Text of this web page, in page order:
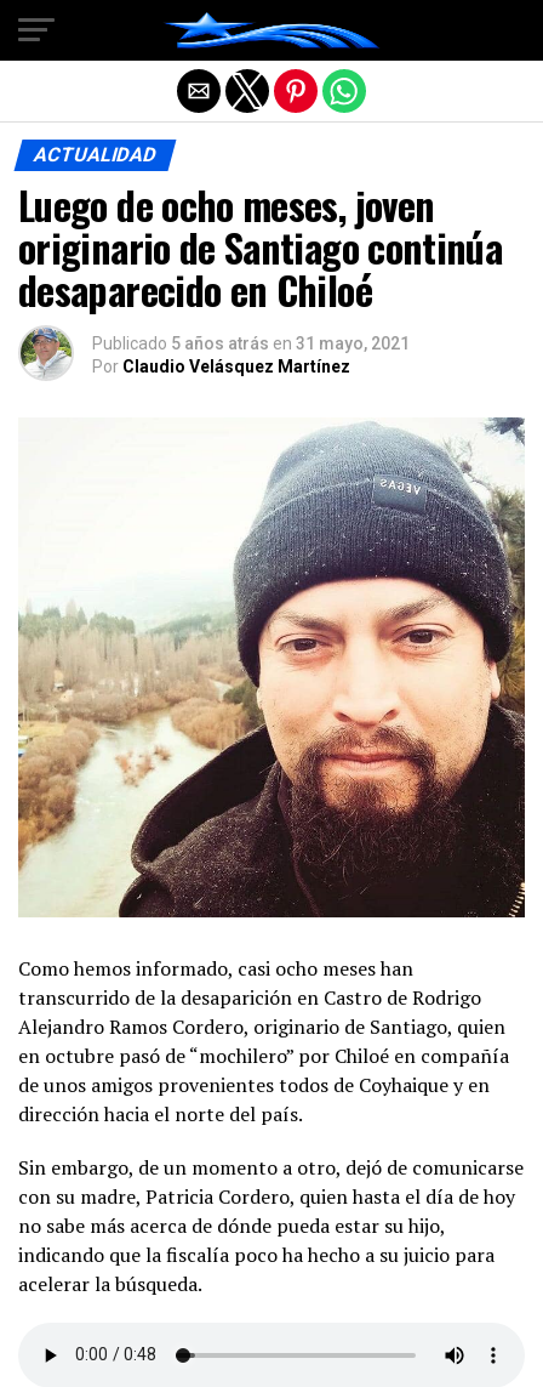
ACTUALIDAD
Luego de ocho meses, joven
originario de Santiago continúa
desaparecido en Chiloé
Publicado 5 años atrás en 31 mayo, 2021
Por Claudio Velásquez Martínez
Como hemos informado, casi ocho meses han
transcurrido de la desaparición en Castro de Rodrigo
Alejandro Ramos Cordero, originario de Santiago, quien
en octubre pasó de “mochilero” por Chiloé en compañía
de unos amigos provenientes todos de Coyhaique y en
dirección hacia el norte del país.
Sin embargo, de un momento a otro, dejó de comunicarse
con su madre, Patricia Cordero, quien hasta el día de hoy
no sabe más acerca de dónde pueda estar su hijo,
indicando que la fiscalía poco ha hecho a su juicio para
acelerar la búsqueda.
Salir de la versión móvil